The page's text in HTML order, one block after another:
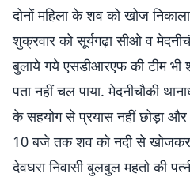
दोनों महिला के शव को खोज
शुक्रवार को सूर्यगढ़ा सीओ व
बुलाये गये एसडीआरएफ की टीम भी
पता नहीं चल पाया. मेदनीचौकी
के सहयोग से प्रयास नहीं छोड़ा और
10 बजे तक शव को नदी से खोजकर
देवघरा निवासी बुलबुल महतो की